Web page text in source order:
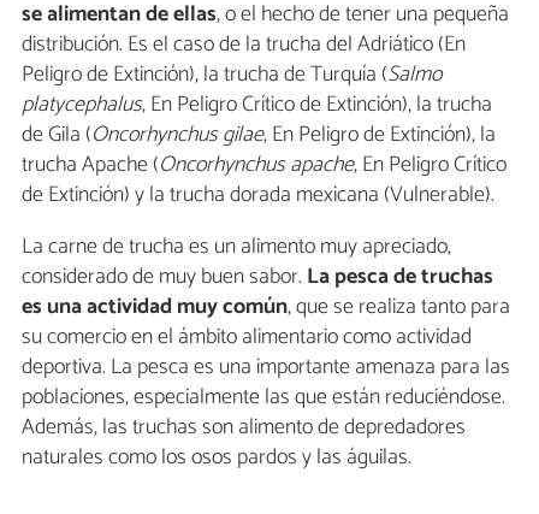
se alimentan de ellas, o el hecho de tener una pequeña
distribución. Es el caso de la trucha del Adriático (En
Peligro de Extinción), la trucha de Turquía (Salmo
platycephalus, En Peligro Crítico de Extinción), la trucha
de Gila (Oncorhynchus gilae, En Peligro de Extinción), la
trucha Apache (Oncorhynchus apache, En Peligro Crítico
de Extinción) y la trucha dorada mexicana (Vulnerable).
La carne de trucha es un alimento muy apreciado,
considerado de muy buen sabor. La pesca de truchas
es una actividad muy común, que se realiza tanto para
su comercio en el ámbito alimentario como actividad
deportiva. La pesca es una importante amenaza para las
poblaciones, especialmente las que están reduciéndose.
Además, las truchas son alimento de depredadores
naturales como los osos pardos y las águilas.